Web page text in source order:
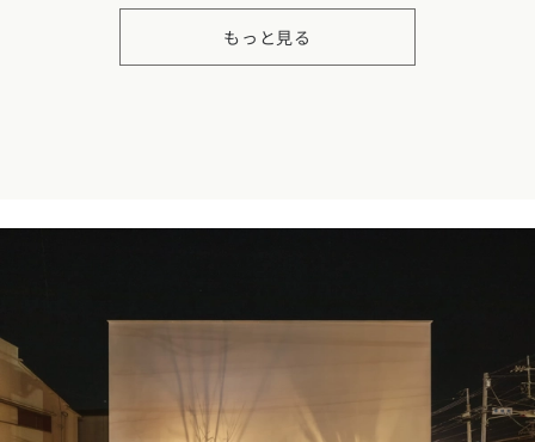
もっと見る
北海道 (0)青森県 (0)岩手県 (0)宮城県 (0)秋田県 (2)山形県 (2)
栃木県 (0)
甲信越・北陸エリア